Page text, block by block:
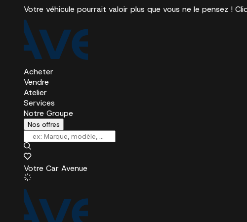
Votre véhicule pourrait valoir plus que vous ne le pensez !
Acheter
Vendre
Atelier
Services
Notre Groupe
Nos offres
Votre Car Avenue